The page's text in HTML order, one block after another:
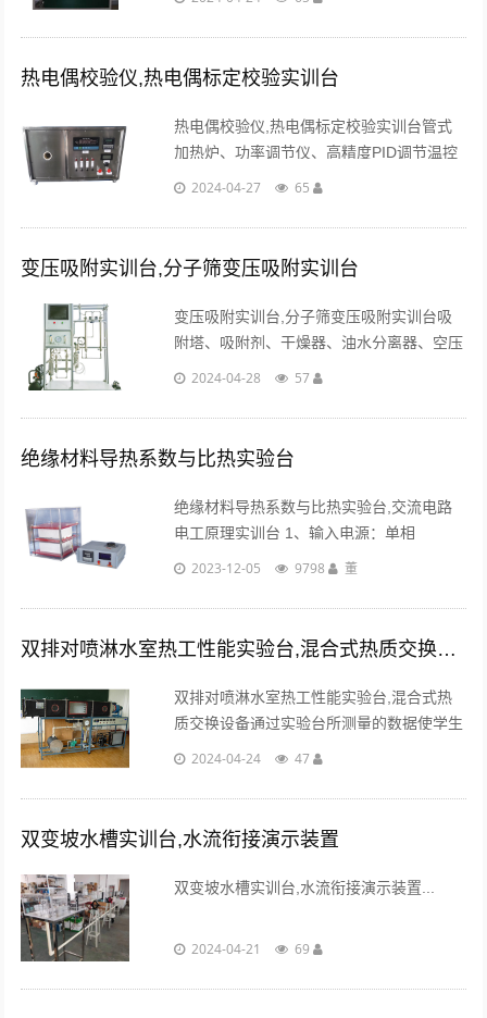
热电偶校验仪,热电偶标定校验实训台
热电偶校验仪,热电偶标定校验实训台管式
加热炉、功率调节仪、高精度PID调节温控
仪，可配套不锈钢实验台等。可根据客户要
电偶温度、毫伏值）。...
2024-04-27 65
变压吸附实训台,分子筛变压吸附实训台
变压吸附实训台,分子筛变压吸附实训台吸
附塔、吸附剂、干燥器、油水分离器、空压
机、真空泵、缓冲罐、压力表、流量计、测
摸屏、高品质铝合金型材框架....
2024-04-28 57
绝缘材料导热系数与比热实验台
绝缘材料导热系数与比热实验台,交流电路
电工原理实训台 1、输入电源：单相
AC220V±10% 50Hz，功率100W。 2、0-
路温度巡检仪数显各......
2023-12-05 9798 董
双排对喷淋水室热工性能实验台,混合式热质交换设备
双排对喷淋水室热工性能实验台,混合式热
质交换设备通过实验台所测量的数据使学生
掌握混合式热质交换的工作方法并能过通数
2024-04-24 47
双变坡水槽实训台,水流衔接演示装置
双变坡水槽实训台,水流衔接演示装置...
2024-04-21 69